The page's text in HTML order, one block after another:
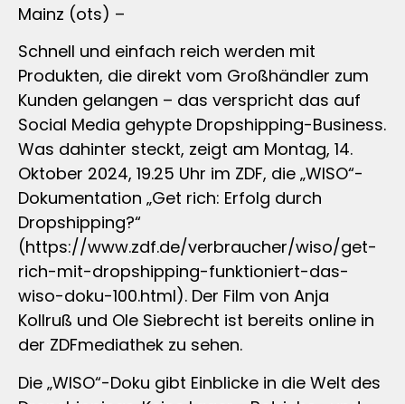
Mainz (ots) –
Schnell und einfach reich werden mit
Produkten, die direkt vom Großhändler zum
Kunden gelangen – das verspricht das auf
Social Media gehypte Dropshipping-Business.
Was dahinter steckt, zeigt am Montag, 14.
Oktober 2024, 19.25 Uhr im ZDF, die „WISO“-
Dokumentation „Get rich: Erfolg durch
Dropshipping?“
(https://www.zdf.de/verbraucher/wiso/get-
rich-mit-dropshipping-funktioniert-das-
wiso-doku-100.html). Der Film von Anja
Kollruß und Ole Siebrecht ist bereits online in
der ZDFmediathek zu sehen.
Die „WISO“-Doku gibt Einblicke in die Welt des